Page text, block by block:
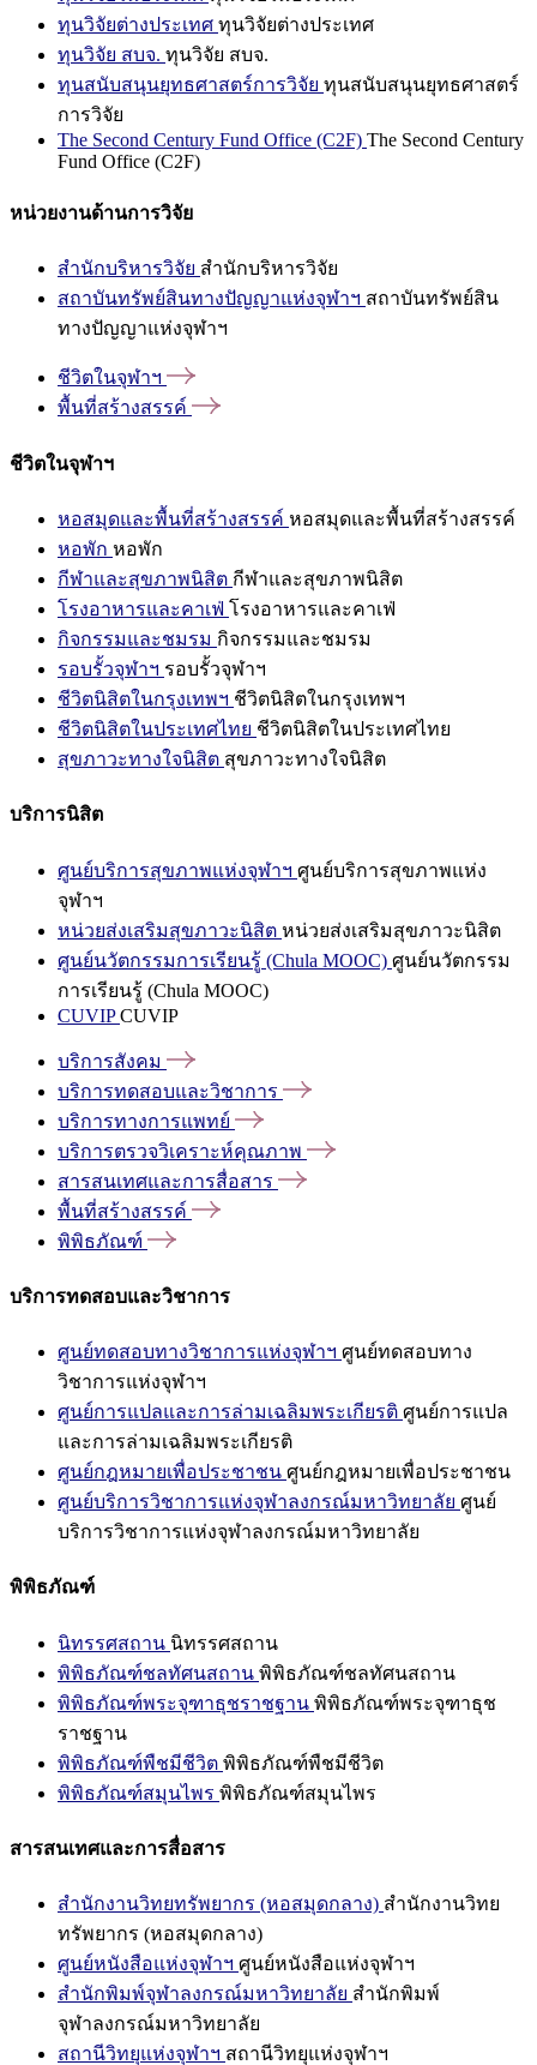
ทุนวิจัยต่างประเทศ ทุนวิจัยต่างประเทศ
ทุนวิจัย สบจ. ทุนวิจัย สบจ.
ทุนสนับสนุนยุทธศาสตร์การวิจัย ทุนสนับสนุนยุทธศาสตร์
การวิจัย
The Second Century Fund Office (C2F) The Second Century
Fund Office (C2F)
หน่วยงานด้านการวิจัย
สำนักบริหารวิจัย สำนักบริหารวิจัย
สถาบันทรัพย์สินทางปัญญาแห่งจุฬาฯ สถาบันทรัพย์สิน
ทางปัญญาแห่งจุฬาฯ
ชีวิตในจุฬาฯ
พื้นที่สร้างสรรค์
ชีวิตในจุฬาฯ
หอสมุดและพื้นที่สร้างสรรค์ หอสมุดและพื้นที่สร้างสรรค์
หอพัก หอพัก
กีฬาและสุขภาพนิสิต กีฬาและสุขภาพนิสิต
โรงอาหารและคาเฟ่ โรงอาหารและคาเฟ่
กิจกรรมและชมรม กิจกรรมและชมรม
รอบรั้วจุฬาฯ รอบรั้วจุฬาฯ
ชีวิตนิสิตในกรุงเทพฯ ชีวิตนิสิตในกรุงเทพฯ
ชีวิตนิสิตในประเทศไทย ชีวิตนิสิตในประเทศไทย
สุขภาวะทางใจนิสิต สุขภาวะทางใจนิสิต
บริการนิสิต
ศูนย์บริการสุขภาพแห่งจุฬาฯ ศูนย์บริการสุขภาพแห่ง
จุฬาฯ
หน่วยส่งเสริมสุขภาวะนิสิต หน่วยส่งเสริมสุขภาวะนิสิต
ศูนย์นวัตกรรมการเรียนรู้ (Chula MOOC) ศูนย์นวัตกรรม
การเรียนรู้ (Chula MOOC)
CUVIPCUVIP
บริการสังคม
บริการทดสอบและวิชาการ
บริการทางการแพทย์
บริการตรวจวิเคราะห์คุณภาพ
สารสนเทศและการสื่อสาร
พื้นที่สร้างสรรค์
พิพิธภัณฑ์
บริการทดสอบและวิชาการ
ศูนย์ทดสอบทางวิชาการแห่งจุฬาฯ ศูนย์ทดสอบทาง
วิชาการแห่งจุฬาฯ
ศูนย์การแปลและการล่ามเฉลิมพระเกียรติ ศูนย์การแปล
และการล่ามเฉลิมพระเกียรติ
ศูนย์กฎหมายเพื่อประชาชน ศูนย์กฎหมายเพื่อประชาชน
ศูนย์บริการวิชาการแห่งจุฬาลงกรณ์มหาวิทยาลัย ศูนย์
บริการวิชาการแห่งจุฬาลงกรณ์มหาวิทยาลัย
พิพิธภัณฑ์
นิทรรศสถาน นิทรรศสถาน
พิพิธภัณฑ์ชลทัศนสถาน พิพิธภัณฑ์ชลทัศนสถาน
พิพิธภัณฑ์พระจุฑาธุชราชฐาน พิพิธภัณฑ์พระจุฑาธุช
ราชฐาน
พิพิธภัณฑ์พืชมีชีวิต พิพิธภัณฑ์พืชมีชีวิต
พิพิธภัณฑ์สมุนไพร พิพิธภัณฑ์สมุนไพร
สารสนเทศและการสื่อสาร
สำนักงานวิทยทรัพยากร (หอสมุดกลาง) สำนักงานวิทย
ทรัพยากร (หอสมุดกลาง)
ศูนย์หนังสือแห่งจุฬาฯ ศูนย์หนังสือแห่งจุฬาฯ
สำนักพิมพ์จุฬาลงกรณ์มหาวิทยาลัย สำนักพิมพ์
จุฬาลงกรณ์มหาวิทยาลัย
สถานีวิทยุแห่งจุฬาฯ สถานีวิทยุแห่งจุฬาฯ